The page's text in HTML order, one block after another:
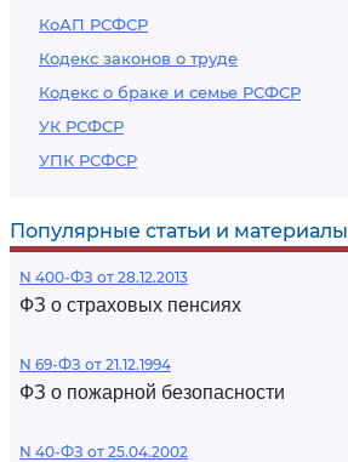
КоАП РСФСР
Кодекс законов о труде
Кодекс о браке и семье РСФСР
УК РСФСР
УПК РСФСР
Популярные статьи и материалы
N 400-ФЗ от 28.12.2013
ФЗ о страховых пенсиях
N 69-ФЗ от 21.12.1994
ФЗ о пожарной безопасности
N 40-ФЗ от 25.04.2002